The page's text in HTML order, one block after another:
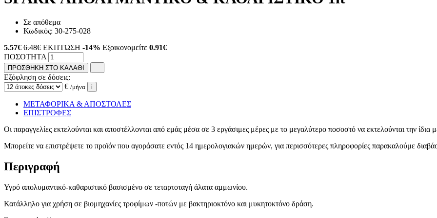
Σε απόθεμα
Κωδικός: 30-275-028
5.57€ 6.48€ ΕΚΠΤΩΣΗ -14% Εξοικονομείτε 0.91€
ΠΟΣΟΤΗΤΑ
ΠΡΟΣΘΗΚΗ ΣΤΟ ΚΑΛΑΘΙ
Εξόφληση σε δόσεις:
€ /μήνα i
ΜΕΤΑΦΟΡΙΚΑ & ΑΠΟΣΤΟΛΕΣ
ΕΠΙΣΤΡΟΦΕΣ
Οι παραγγελίες εκτελούνται και αποστέλλονται από εμάς μέσα σε 3 εργάσιμες μέρες με το μεγαλύτερο ποσοστό να εκτελούνται την ίδια
Μπορείτε να επιστρέψετε το προϊόν που αγοράσατε εντός 14 ημερολογιακών ημερών, για περισσότερες πληροφορίες παρακαλούμε
Περιγραφή
Υγρό απολυμαντικό-καθαριστικό βασισμένο σε τεταρτοταγή άλατα αμμωνίου.
Κατάλληλο για χρήση σε βιομηχανίες τροφίμων -ποτών με βακτηριοκτόνο και μυκητοκτόνο δράση.